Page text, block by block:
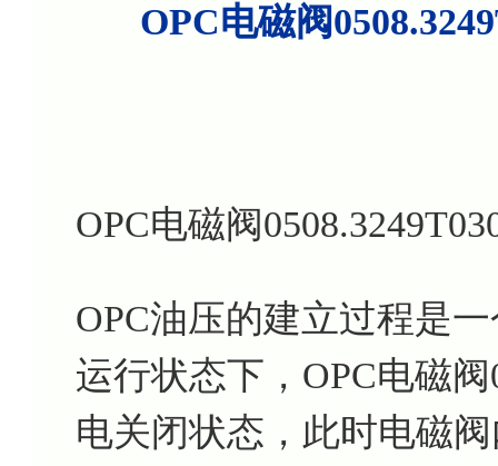
OPC电磁阀
OPC电磁阀
OPC油压的建立过程是
运行状态下，OPC电磁阀
电关闭状态，此时电磁